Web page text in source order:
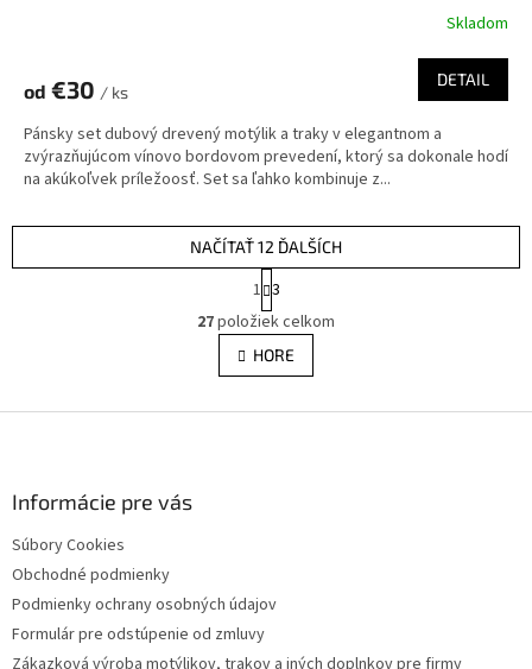
Skladom
od €30 / ks
DETAIL
Pánsky set dubový drevený motýlik a traky v elegantnom a
zvýrazňujúcom vínovo bordovom prevedení, ktorý sa dokonale hodí
na akúkoľvek príležoosť. Set sa ľahko kombinuje z...
O
v
l
á
y
v
NAČÍTAŤ 12 ĎALŠÍCH
S
t
r
á
n
k
v
1 3
27položiek celkom
HORE
Informácie pre vás
Súbory Cookies
Obchodné podmienky
Podmienky ochrany osobných údajov
Formulár pre odstúpenie od zmluvy